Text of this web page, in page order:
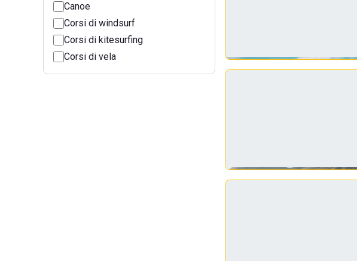
Canoe
Corsi di windsurf
Corsi di kitesurfing
Corsi di vela